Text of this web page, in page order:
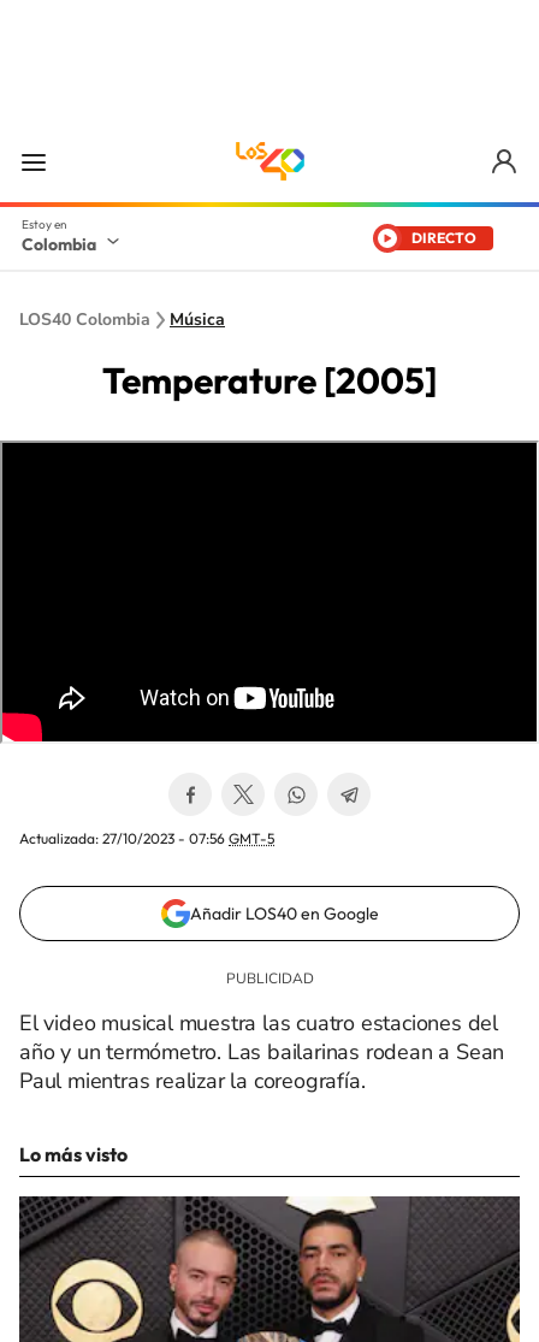
Colombia DIRECTO
LOS40 Colombia Música
Temperature [2005]
Actualizada: 27/10/2023 - 07:56 GMT-5
Añadir LOS40 en Google
El video musical muestra las cuatro estaciones del
año y un termómetro. Las bailarinas rodean a Sean
Paul mientras realizar la coreografía.
Lo más visto